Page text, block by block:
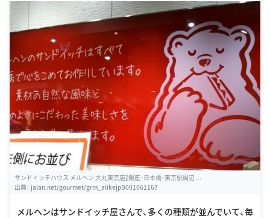
サンドイッチハウス メルヘン 大丸東京店】銀座・日本橋・東京駅周辺 ...
出典： jalan.net/gourmet/grm_alikejpB001061167
メルヘンはサンドイッチ屋さんで、多くの種類が並んでいて、毎